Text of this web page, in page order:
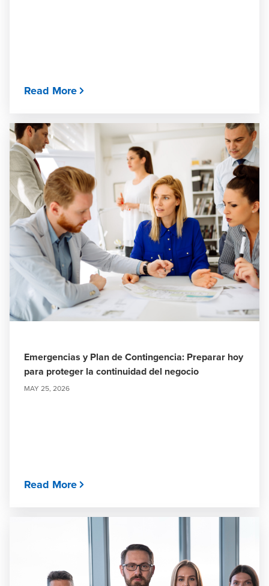
Read More
Emergencias y Plan de Contingencia: Preparar hoy
para proteger la continuidad del negocio
MAY 25, 2026
Read More